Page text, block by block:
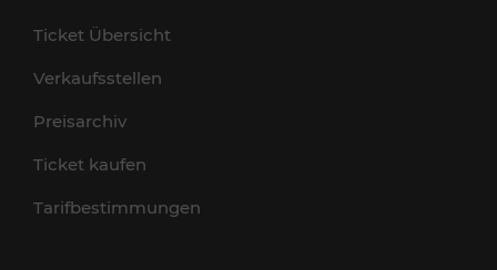
Ticket Übersicht
Verkaufsstellen
Preisarchiv
Ticket kaufen
Tarifbestimmungen